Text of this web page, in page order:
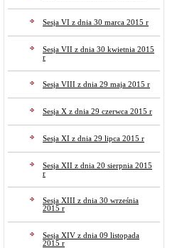
Sesja VI z dnia 30 marca 2015 r
Sesja VII z dnia 30 kwietnia 2015
r
Sesja VIII z dnia 29 maja 2015 r
Sesja X z dnia 29 czerwca 2015 r
Sesja XI z dnia 29 lipca 2015 r
Sesja XII z dnia 20 sierpnia 2015
r
Sesja XIII z dnia 30 września
2015 r
Sesja XIV z dnia 09 listopada
2015 r